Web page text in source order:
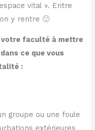
vital ». Entre
y rentre 🙂
faculté à mettre
ce que vous
:
groupe ou une foule
extérieures